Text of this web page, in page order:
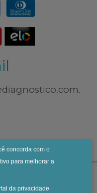
concorda com o
para melhorar a
da privacidade